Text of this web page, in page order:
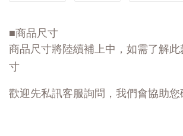
■商品尺寸
商品尺寸將陸續補上中，如需了解
寸
歡迎先私訊客服詢問，我們會協助您